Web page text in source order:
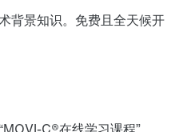
背景知识。免费且全天候开